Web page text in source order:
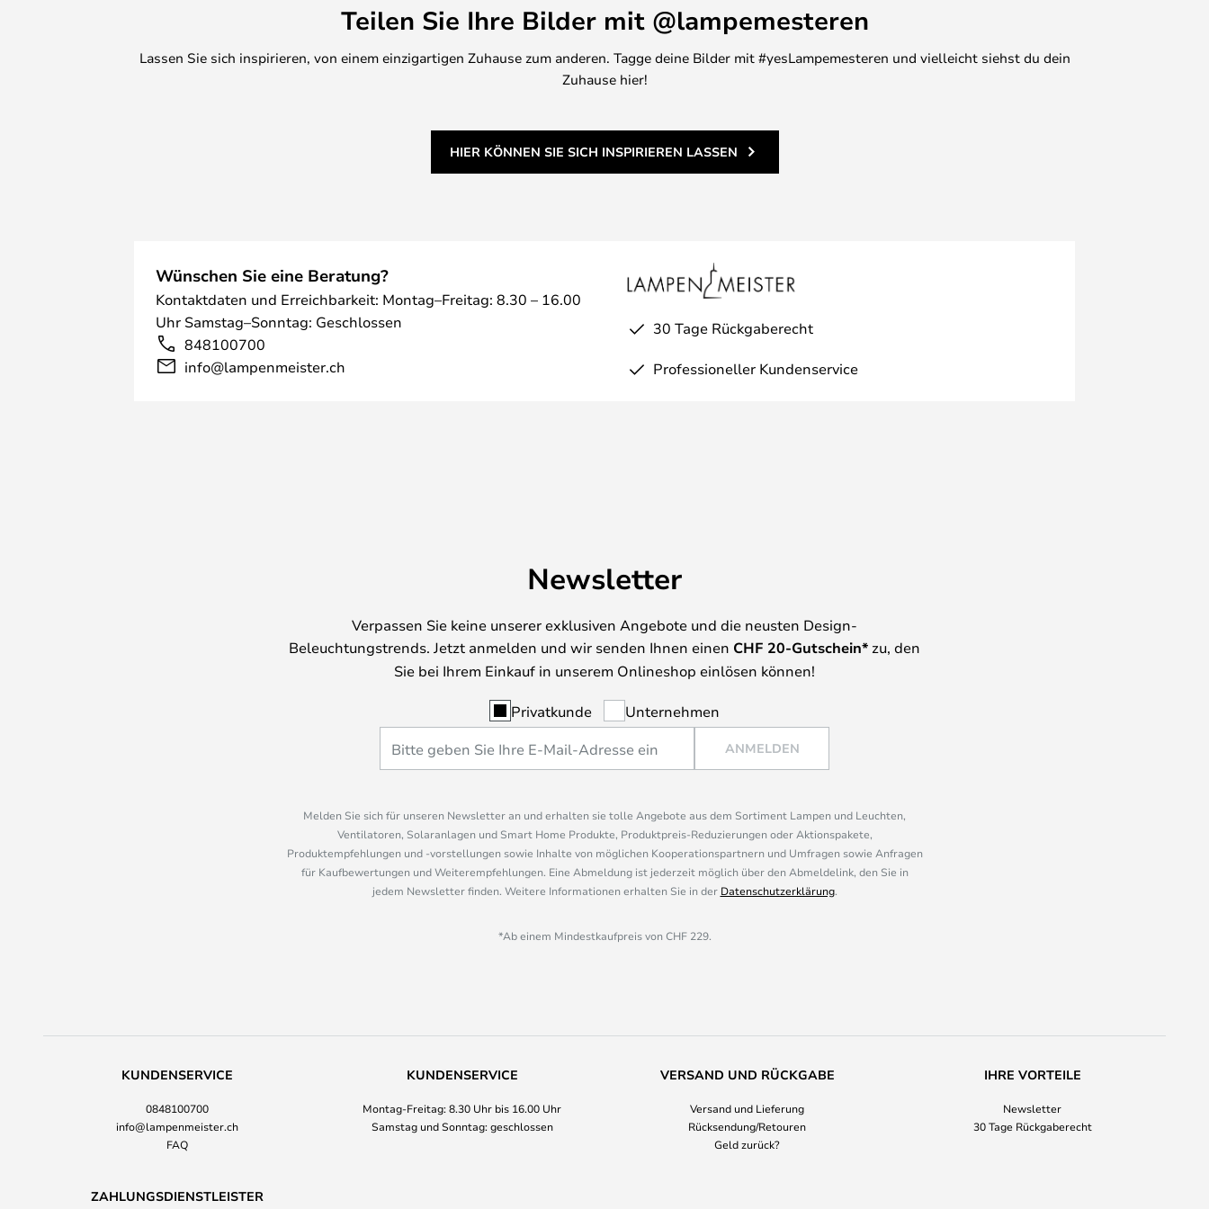
Teilen Sie Ihre Bilder mit @lampemesteren
Lassen Sie sich inspirieren, von einem einzigartigen Zuhause zum anderen. Tagge deine Bilder mit #yesLampemesteren und vielleicht siehst du dein
Zuhause hier!
HIER KÖNNEN SIE SICH INSPIRIEREN LASSEN
Wünschen Sie eine Beratung?
Kontaktdaten und Erreichbarkeit: Montag–Freitag: 8.30 – 16.00
Uhr Samstag–Sonntag: Geschlossen
848100700
info@lampenmeister.ch
30 Tage Rückgaberecht
Professioneller Kundenservice
Newsletter
Verpassen Sie keine unserer exklusiven Angebote und die neusten Design-
Beleuchtungstrends. Jetzt anmelden und wir senden Ihnen einen CHF 20-Gutschein* zu, den
Sie bei Ihrem Einkauf in unserem Onlineshop einlösen können!
Privatkunde Unternehmen
ANMELDEN
Melden Sie sich für unseren Newsletter an und erhalten sie tolle Angebote aus dem Sortiment Lampen und Leuchten,
Ventilatoren, Solaranlagen und Smart Home Produkte, Produktpreis-Reduzierungen oder Aktionspakete,
Produktempfehlungen und -vorstellungen sowie Inhalte von möglichen Kooperationspartnern und Umfragen sowie Anfragen
für Kaufbewertungen und Weiterempfehlungen. Eine Abmeldung ist jederzeit möglich über den Abmeldelink, den Sie in
jedem Newsletter finden. Weitere Informationen erhalten Sie in der Datenschutzerklärung.
*Ab einem Mindestkaufpreis von CHF 229.
KUNDENSERVICE
0848100700
info@lampenmeister.ch
FAQ
KUNDENSERVICE
Montag-Freitag: 8.30 Uhr bis 16.00 Uhr
Samstag und Sonntag: geschlossen
VERSAND UND RÜCKGABE
Versand und Lieferung
Rücksendung/Retouren
Geld zurück?
IHRE VORTEILE
Newsletter
30 Tage Rückgaberecht
ZAHLUNGSDIENSTLEISTER